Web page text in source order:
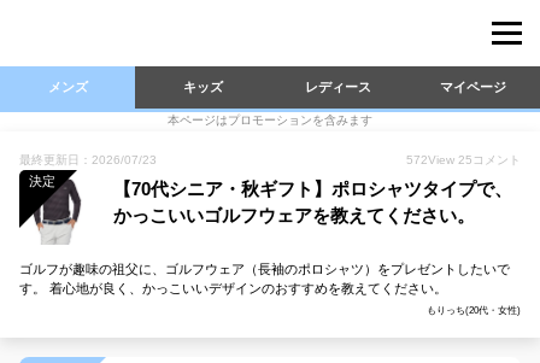
メンズ キッズ レディース マイページ
本ページはプロモーションを含みます
最終更新日：2026/07/23 572View 25 コメント
決定
【70代シニア・秋ギフト】ポロシャツタイプで、
かっこいいゴルフウェアを教えてください。
ゴルフが趣味の祖父に、ゴルフウェア（長袖のポロシャツ）をプレゼントしたいで
す。 着心地が良く、かっこいいデザインのおすすめを教えてください。
もりっち(20代・女性)